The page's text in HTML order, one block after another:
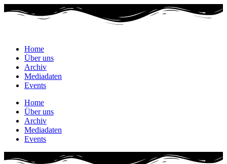
Inhalt
Home
Über uns
Archiv
Mediadaten
Events
Home
Über uns
Archiv
Mediadaten
Events